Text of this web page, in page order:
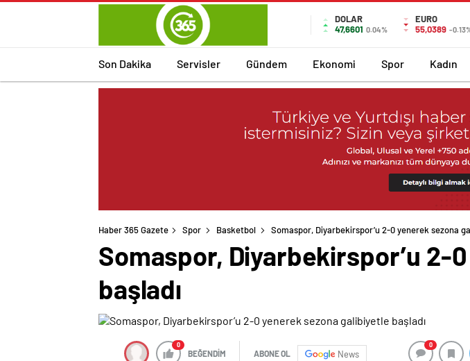
DOLAR
47,6601 0.04%
EURO
55,0389 -
Son Dakika Servisler Gündem Ekonomi Spor Kadın
Haber 365 Gazete Spor Basketbol Somaspor, Diyarbekirspor’u 2-0 yenerek sezona
Somaspor, Diyarbekirspor’u 2-
başladı
0
BEĞENDİM ABONE OL News
0